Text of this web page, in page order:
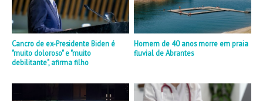
Cancro de ex-Presidente Biden é
"muito doloroso" e "muito
debilitante", afirma filho
Homem de 40 anos morre em praia
fluvial de Abrantes